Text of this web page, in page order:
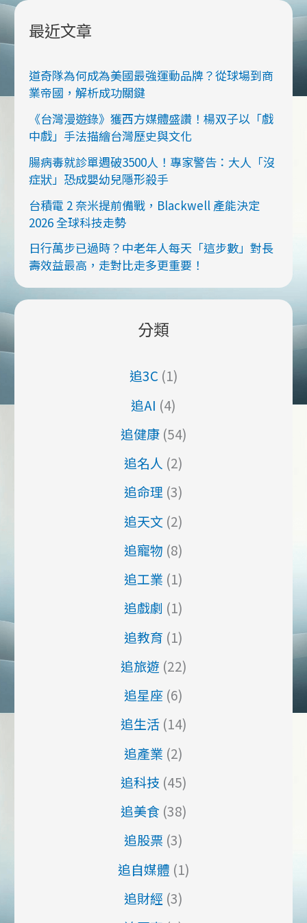
最近文章
道奇隊為何成為美國最強運動品牌？從球場到商
業帝國，解析成功關鍵
《台灣漫遊錄》獲西方媒體盛讚！楊双子以「戲
中戲」手法描繪台灣歷史與文化
腸病毒就診單週破3500人！專家警告：大人「沒
症狀」恐成嬰幼兒隱形殺手
台積電 2 奈米提前備戰，Blackwell 產能決定
2026 全球科技走勢
日行萬步已過時？中老年人每天「這步數」對長
壽效益最高，走對比走多更重要！
分類
追3C (1)
追AI (4)
追健康(54)
追名人 (2)
追命理 (3)
追天文 (2)
追寵物 (8)
追工業 (1)
追戲劇 (1)
追教育 (1)
追旅遊 (22)
追星座 (6)
追生活(14)
追產業 (2)
追科技 (45)
追美食 (38)
追股票 (3)
追自媒體 (1)
追財經 (3)